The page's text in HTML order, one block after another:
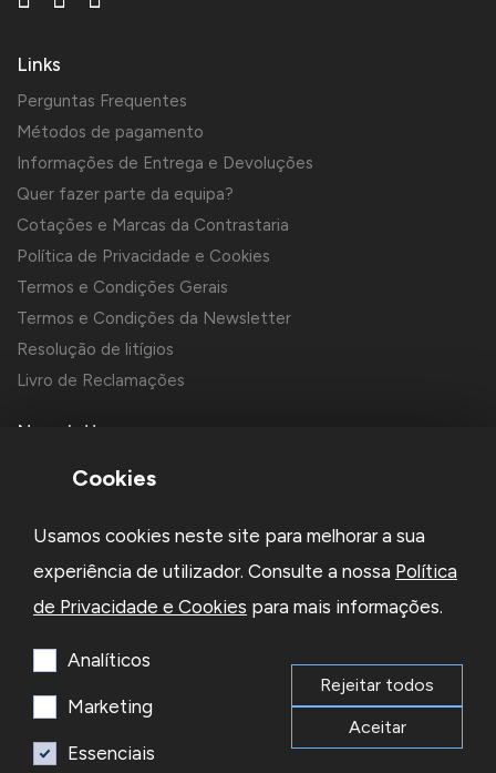
Links
Perguntas Frequentes
Métodos de pagamento
Informações de Entrega e Devoluções
Quer fazer parte da equipa?
Cotações e Marcas da Contrastaria
Política de Privacidade e Cookies
Termos e Condições Gerais
Termos e Condições da Newsletter
Resolução de litígios
Livro de Reclamações
Newsletter
Li e aceito aPolítica de Privacidadee os Termos e Condições
Subscrever
Cookies
Usamos cookies neste site para melhorar a sua
experiência de utilizador. Consulte a nossa Política
de Privacidade e Cookies para mais informações.
Analíticos
Marketing
Essenciais
Rejeitar todos
Aceitar